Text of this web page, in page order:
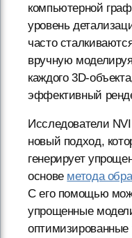
компьютерной
уровень
часто
вручную
каждого 3D-
эффективный
Исследователи
новый подход,
генерирует
основе метода
С его помощью
упрощенные
оптимизированные